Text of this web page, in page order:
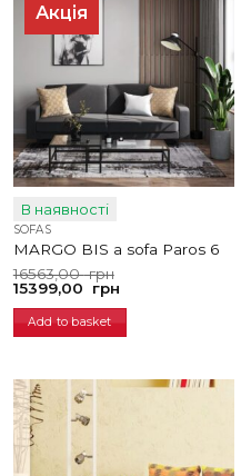
Акція
В наявності
SOFAS
MARGO BIS a sofa Paros 6
16563,00грн
Original
price
16563,00
грн.
15399,00 грн
Current
price
15399,00
грн.
Add to basket